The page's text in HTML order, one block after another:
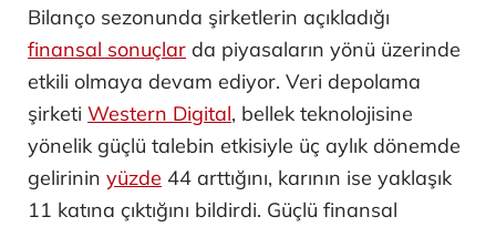
Bilanço sezonunda şirketlerin açıkladığı
finansal sonuçlar da piyasaların yönü üzerinde
etkili olmaya devam ediyor. Veri depolama
şirketi Western Digital, bellek teknolojisine
yönelik güçlü talebin etkisiyle üç aylık dönemde
gelirinin yüzde 44 arttığını, karının ise yaklaşık
11 katına çıktığını bildirdi. Güçlü finansal